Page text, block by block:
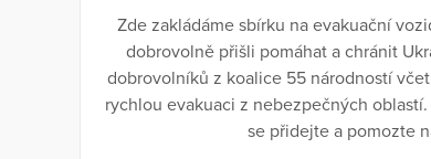
Zde zakládáme sbírku na evakuační
dobrovolně přišli pomáhat a chránit
dobrovolníků z koalice 55 národností
rychlou evakuaci z nebezpečných
se přidejte a pomozte